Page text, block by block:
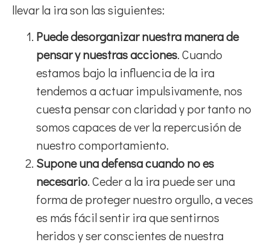
llevar la ira son las siguientes:
Puede desorganizar nuestra manera de
pensar y nuestras acciones. Cuando
estamos bajo la influencia de la ira
tendemos a actuar impulsivamente, nos
cuesta pensar con claridad y por tanto no
somos capaces de ver la repercusión de
nuestro comportamiento.
Supone una defensa cuando no es
necesario. Ceder a la ira puede ser una
forma de proteger nuestro orgullo, a veces
es más fácil sentir ira que sentirnos
heridos y ser conscientes de nuestra